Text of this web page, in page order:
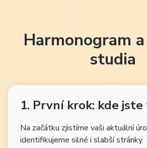
Harmonogram
studia
1. První krok: kde jste
Na začátku zjistíme vaši aktuální
identifikujeme silné i slabší stránky.